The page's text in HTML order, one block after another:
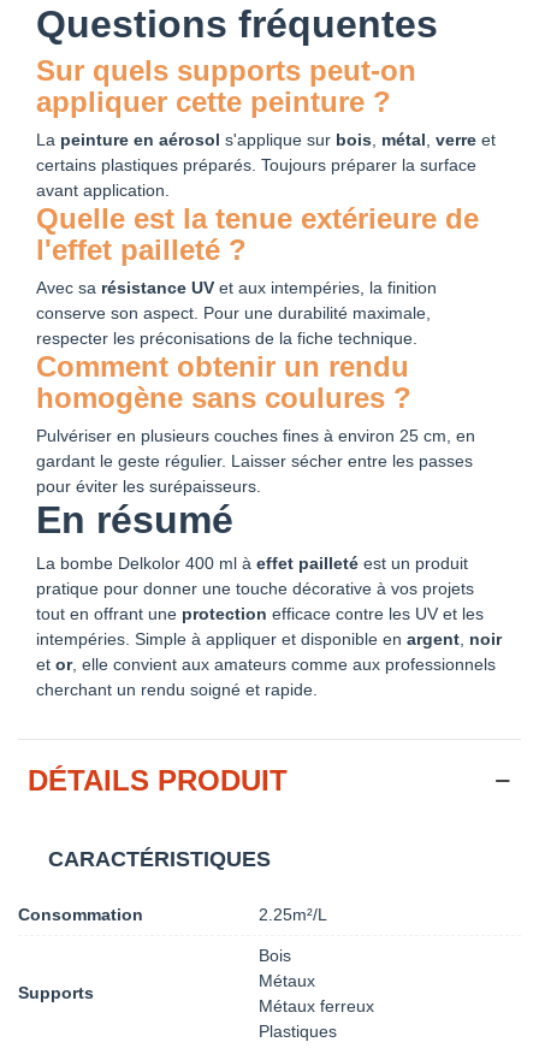
Questions fréquentes
Sur quels supports peut-on
appliquer cette peinture ?
La peinture en aérosol s'applique sur bois métal verre et
certains plastiques préparés. Toujours préparer la surface
avant application.
Quelle est la tenue extérieure de
l'effet pailleté ?
Avec sa résistance UV et aux intempéries, la finition
conserve son aspect. Pour une durabilité maximale,
respecter les préconisations de la fiche technique.
Comment obtenir un rendu
homogène sans coulures ?
Pulvériser en plusieurs couches fines à environ 25 cm, en
gardant le geste régulier. Laisser sécher entre les passes
pour éviter les surépaisseurs.
En résumé
La bombe Delkolor 400 ml à effet pailleté est un produit
pratique pour donner une touche décorative à vos projets
tout en offrant une protection efficace contre les UV et les
intempéries. Simple à appliquer et disponible en argent noir
et or, elle convient aux amateurs comme aux professionnels
cherchant un rendu soigné et rapide.
DÉTAILS PRODUIT
CARACTÉRISTIQUES
Consommation 2.25m²/L
Supports
Bois
Métaux
Métaux ferreux
Plastiques